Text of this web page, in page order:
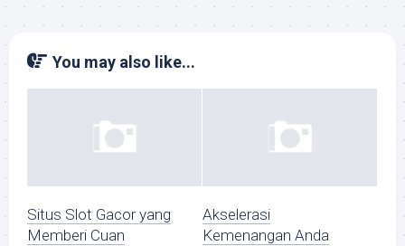
You may also like...
Situs Slot Gacor yang
Memberi Cuan
Akselerasi
Kemenangan Anda